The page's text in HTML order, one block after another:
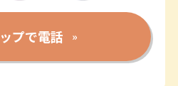
プで電話